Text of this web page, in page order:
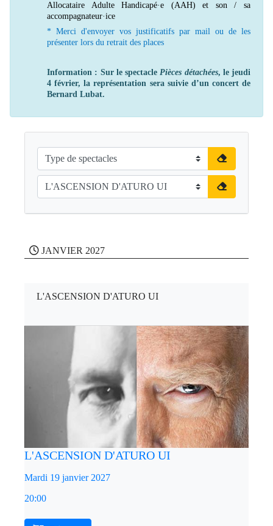
Allocataire Adulte Handicapé·e (AAH) et son / sa
accompagnateur·ice
* Merci d'envoyer vos justificatifs par mail ou de les
présenter lors du retrait des places
Information : Sur le spectaclePièces détachées, le jeudi
4 février, la représentation sera suivie d’un concert de
Bernard Lubat.
JANVIER 2027
L'ASCENSION D'ATURO UI
L'ASCENSION D'ATURO UI
Mardi 19 janvier 2027
20:00